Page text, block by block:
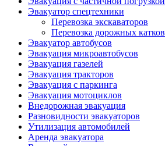
Эвакуатор спецтехники
Перевозка экскаваторов
Перевозка дорожных катков
Эвакуатор автобусов
Эвакуация микроавтобусов
Эвакуация газелей
Эвакуация тракторов
Эвакуация с паркинга
Эвакуация мотоциклов
Внедорожная эвакуация
Разновидности эвакуаторов
Утилизация автомобилей
Аренда эвакуатора